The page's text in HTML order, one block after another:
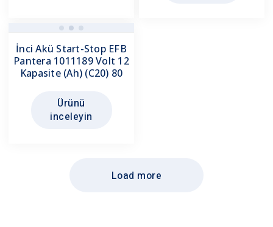
İnci Akü Start-Stop EFB
Pantera 1011189 Volt 12
Kapasite (Ah) (C20) 80
Ürünü
inceleyin
Load more